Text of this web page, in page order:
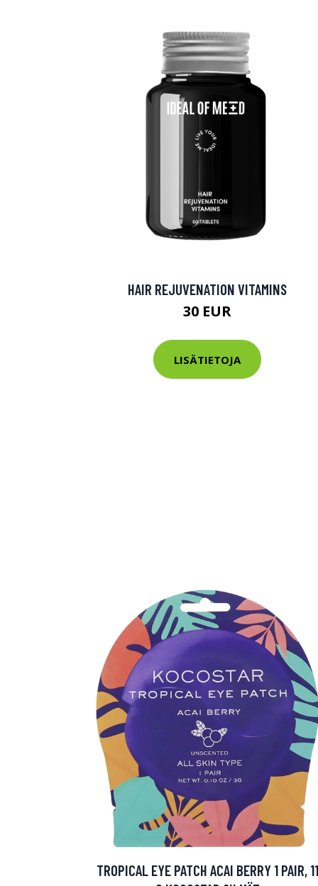
HAIR REJUVENATION VITAMINS
30 EUR
LISÄTIETOJA
TROPICAL EYE PATCH ACAI BERRY 1 PAIR, 11
Sponsoriltamme
IdealofMeD